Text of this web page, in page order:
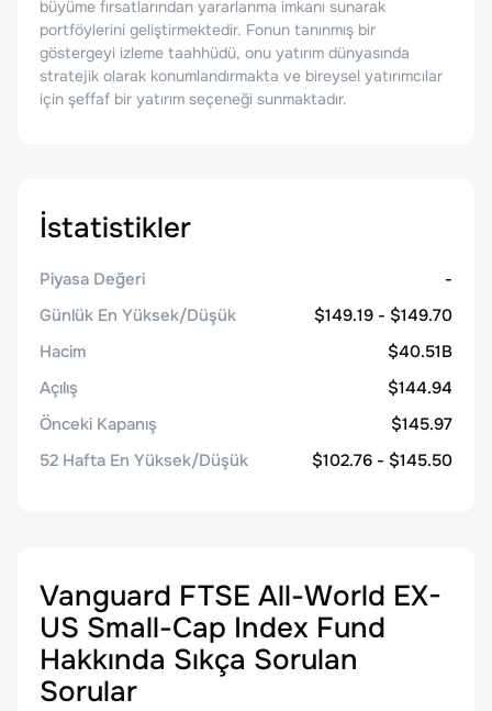
büyüme fırsatlarından yararlanma imkanı sunarak
portföylerini geliştirmektedir. Fonun tanınmış bir
göstergeyi izleme taahhüdü, onu yatırım dünyasında
stratejik olarak konumlandırmakta ve bireysel yatırımcılar
için şeffaf bir yatırım seçeneği sunmaktadır.
İstatistikler
Piyasa Değeri
-
Günlük En Yüksek/Düşük
$149.19 - $149.70
Hacim
$40.51B
Açılış
$144.94
Önceki Kapanış
$145.97
52 Hafta En Yüksek/Düşük
$102.76 - $145.50
Vanguard FTSE All-World EX-
US Small-Cap Index Fund
Hakkında Sıkça Sorulan
Sorular